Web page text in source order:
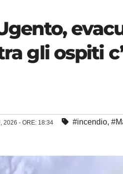
gli ospiti
2026 - ORE: 18:34 #incendio,